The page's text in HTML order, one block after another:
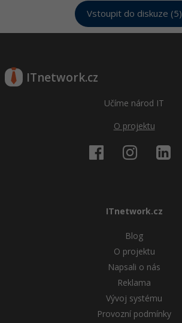
Vstoupit do diskuze (5)
ITnetwork.cz
Učíme národ IT
O projektu
ITnetwork.cz
Blog
O projektu
Napsali o nás
Reklama
Vývoj systému
Provozní podmínky